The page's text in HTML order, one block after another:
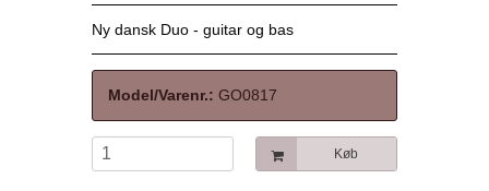
Ny dansk Duo - guitar og bas
Model/Varenr.: GO0817
Køb